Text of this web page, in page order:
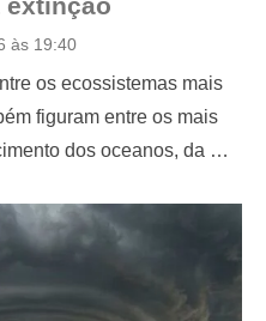
às 19:40
os ecossistemas mais
figuram entre os mais
dos oceanos, da …